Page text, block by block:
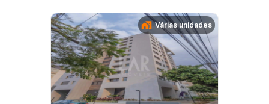
Várias unidades